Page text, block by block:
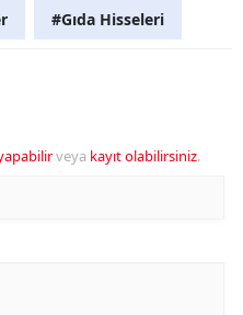
#Gıda Hisseleri
veya kayıt olabilirsiniz.